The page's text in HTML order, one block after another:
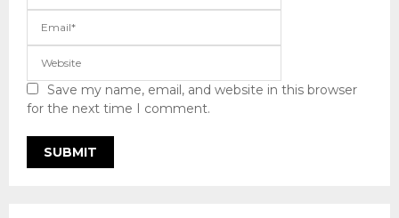
Save my name, email, and website in this browser
for the next time I comment.